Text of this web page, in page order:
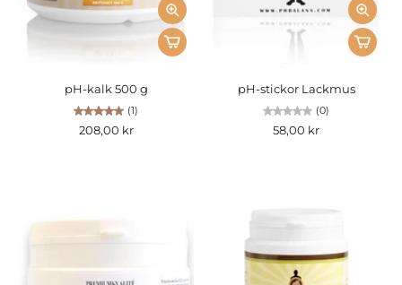
pH-kalk 500 g
(1)
208,00 kr
pH-stickor Lackmus
(0)
58,00 kr